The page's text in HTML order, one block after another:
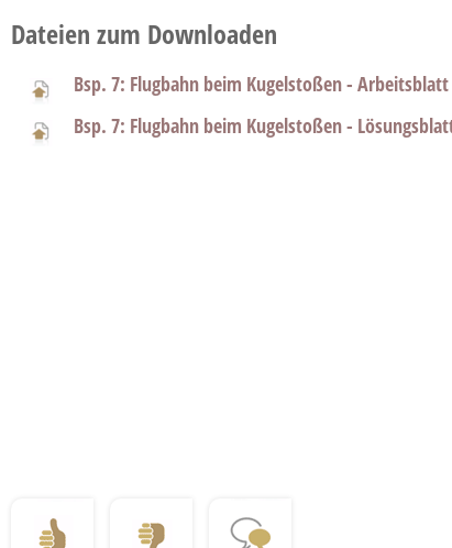
Dateien zum Downloaden
Bsp. 7: Flugbahn beim Kugelstoßen - Arbeitsblatt
Bsp. 7: Flugbahn beim Kugelstoßen -